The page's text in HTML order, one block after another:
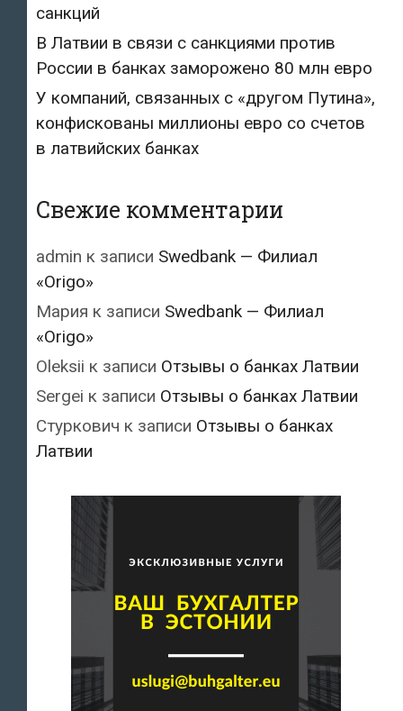
санкций
В Латвии в связи с санкциями против
России в банках заморожено 80 млн евро
У компаний, связанных с «другом Путина»,
конфискованы миллионы евро со счетов
в латвийских банках
Свежие комментарии
admin к записи Swedbank — Филиал
«Origo»
Мария к записи Swedbank — Филиал
«Origo»
Oleksii к записи Отзывы о банках Латвии
Sergei к записи Отзывы о банках Латвии
Стуркович к записи Отзывы о банках
Латвии